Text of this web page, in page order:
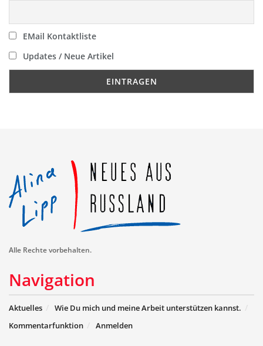
EMail Kontaktliste
Updates / Neue Artikel
Alle Rechte vorbehalten.
Navigation
Aktuelles
Wie Du mich und meine Arbeit unterstützen kannst.
Kommentarfunktion
Anmelden